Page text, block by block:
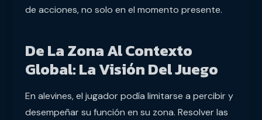
de acciones, no solo en el momento presente.
De La Zona Al Contexto
Global: La Visión Del Juego
En alevines, el jugador podía limitarse a percibir y
desempeñar su función en su zona. Resolver las